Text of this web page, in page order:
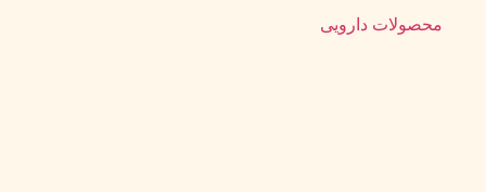
محصولات دارویی